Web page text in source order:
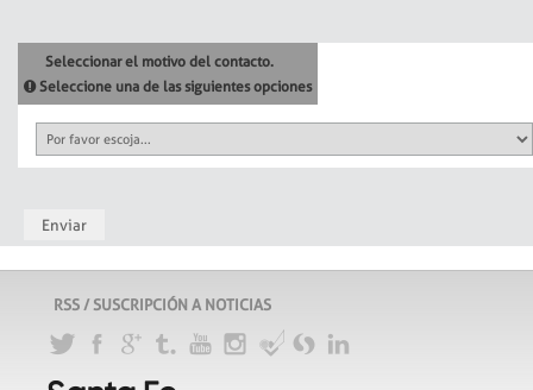
Seleccionar el motivo del contacto.
Seleccione una de las siguientes opciones
Enviar
RSS / SUSCRIPCIÓN A NOTICIAS